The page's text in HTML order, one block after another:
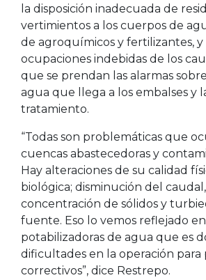
la disposición inadecuada de
vertimientos a los cuerpos de
de agroquímicos y fertilizantes, y
ocupaciones indebidas de los
que se prendan las alarmas
agua que llega a los embalses y
tratamiento.
“Todas son problemáticas que
cuencas abastecedoras y
Hay alteraciones de su calidad
biológica; disminución del
concentración de sólidos y
fuente. Eso lo vemos reflejado
potabilizadoras de agua que es
dificultades en la operación para
correctivos”, dice Restrepo.